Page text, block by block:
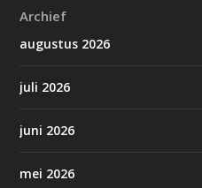
Archief
augustus 2026
juli 2026
juni 2026
mei 2026